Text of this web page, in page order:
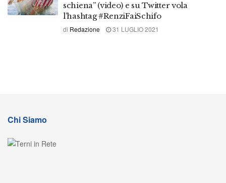
schiena” (video) e su Twitter vola
l’hashtag #RenziFaiSchifo
di Redazione 31 LUGLIO 2021
Chi Siamo